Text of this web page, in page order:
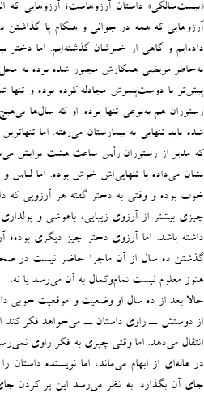
«بیست‌سالگی» داستان آرزوهاست؛ آرزوهایی
آرزوهایی که همه در جوانی و هنگام پا گذاشتن
داده‌ایم و گاهی از خیرشان گذشته‌ایم. اما دختر
به‌خاطر مریضی همکارش مجبور شده بوده به
پیش‌تر با دوست‌پسرش مجادله کرده بوده و
رستوران هم به‌نوعی تنها بوده. او که سال‌ها
شده باید تنهایی به بیمارستان می‌رفته. اما
که مدیر از رستوران رأس ساعت هشت برایش
نشان می‌داده با تنهایی‌اش خوش بوده. اما
خوب بوده و وقتی به دختر ‌گفته هر آرزویی که
چیزی بیشتر از آرزوی زیبایی، باهوشی و
داشته باشد. اما آرزوی دختر چیز دیگری بوده؛
گذشتن ده سال از آن ماجرا حاضر نیست در
هنوز معلوم نیست تمام‌وکمال به آن می‌رسد یا نه.
حالا بعد از ده سال او وضعیت و موقعیت خوبی
از دوستش ــ راوی داستان ــ می‌خواهد فکر
انتقال می‌دهد. اما وقتی چیزی به فکر راوی
در هاله‌ای از ابهام می‌ماند، اما نویسنده
جای آن بگذارد. به نظر می‌رسد این پر کردن